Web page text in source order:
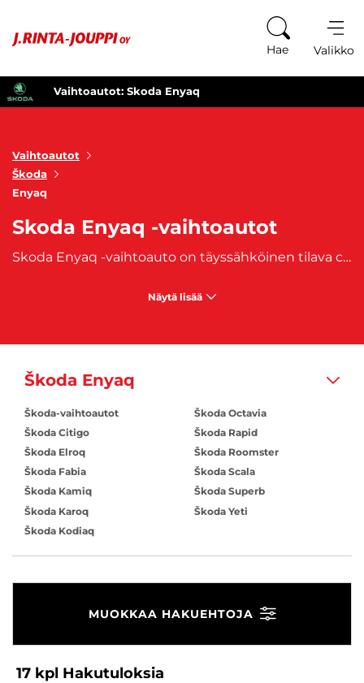
Hae Valikko
Vaihtoautot: Skoda Enyaq
Vaihtoautot
Škoda
Enyaq
Skoda Enyaq -vaihtoautot
Skoda Enyaq -vaihtoauto on täyssähköinen tilava crossover-tyyppinen henkilöautomalli, jossa huippuluokan tekniikka yhdistyy nopeaan lataamiseen ja pitkään toimintamatkaan. Skoda Enyaq on Skodan ensimmäinen täyssähköinen katumaasturi, joita on saatavana paljon myö vaihtoautona. Skoda Enyaq -vaihtoauto on näyttävä ja iso auto, joka sopii esimerkiksi hyvin mm. perheille. Mikäli arvostat tilaa, taloudellisuutta, ympäristöystävllisyyttä ja modernia ulkonäköä, Skoda Enyaq on kuin tehty sinulle. J. Rinta-Joupilta ostat käytetyt Skoda Enyaq -vaihtoautot.
Näytä lisää
Škoda Enyaq
Škoda-vaihtoautot
Škoda Citigo
Škoda Elroq
Škoda Fabia
Škoda Kamiq
Škoda Karoq
Škoda Kodiaq
Škoda Octavia
Škoda Rapid
Škoda Roomster
Škoda Scala
Škoda Superb
Škoda Yeti
MUOKKAA HAKUEHTOJA
17 kpl Hakutuloksia